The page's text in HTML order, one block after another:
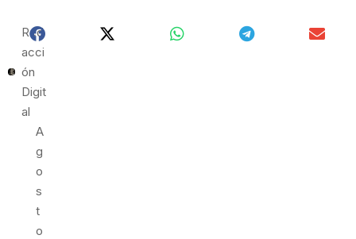
Red
Acci
Ón
Digit
Al
A
G
O
S
T
O